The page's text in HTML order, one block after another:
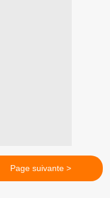
Page suivante >